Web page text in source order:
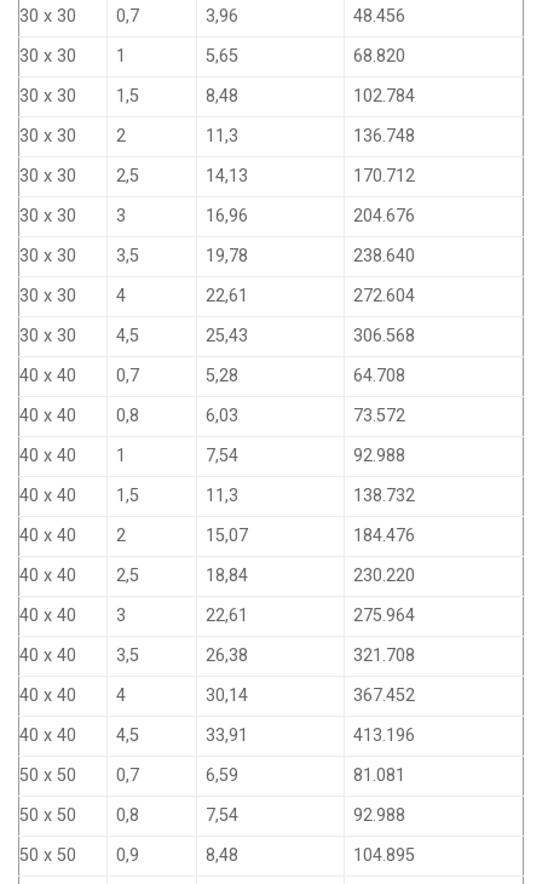
30 x 30
0,7 3,96
48.456
30 x 30
1 5,65
68.820
30 x 30
1,5 8,48
102.784
30 x 30
2 11,3
136.748
30 x 30
2,5 14,13
170.712
30 x 30
3 16,96
204.676
30 x 30
3,5 19,78
238.640
30 x 30
4 22,61
272.604
30 x 30
4,5 25,43
306.568
40 x 40
0,7 5,28
64.708
40 x 40
0,8 6,03
73.572
40 x 40
1 7,54
92.988
40 x 40
1,5 11,3
138.732
40 x 40
2 15,07
184.476
40 x 40
2,5 18,84
230.220
40 x 40
3 22,61
275.964
40 x 40
3,5 26,38
321.708
40 x 40
4 30,14
367.452
40 x 40
4,5 33,91
413.196
50 x 50
0,7 6,59
81.081
50 x 50
0,8 7,54
92.988
50 x 50
0,9 8,48
104.895